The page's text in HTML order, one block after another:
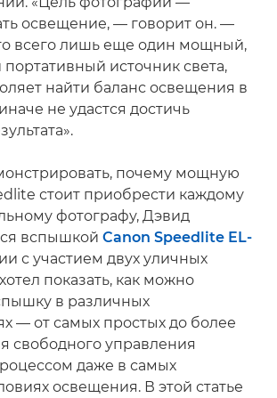
освещение, — говорит он. —
всего лишь еще один мощный,
источник света,
найти баланс освещения в
не удастся достичь
почему мощную
стоит приобрести каждому
фотографу, Дэвид
вспышкой Canon Speedlite EL-
с участием двух уличных
показать, как можно
в различных
— от самых простых до более
свободного управления
даже в самых
освещения. В этой статье